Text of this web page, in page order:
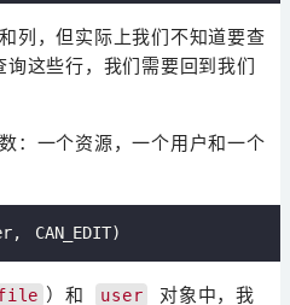
列，但实际上我们不知道要查
询这些行，我们需要回到我们
：一个资源，一个用户和一个
）和 user
对象中，我